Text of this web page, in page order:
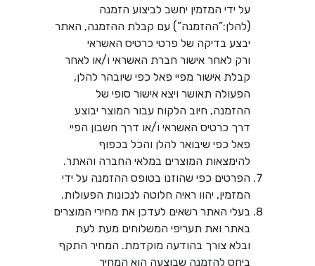
על ידי המזמין יחשב לביצוע הזמנה
(להלן:”ההזמנה”) עם קבלת ההזמנה, האתר
יבצע בדיקה של פרטי כרטיס האשראי
ורק לאחר אישור חברת האשראי ו/או לאחר
קבלת אישור מפיי פאל כפי שיובהר להלן,
הפעולה תאושר ויצא אישור סופי של
ההזמנה, חיוב הלקוח עבור המוצר יבוצע
דרך כרטיס האשראי ו/או דרך חשבון הפיי
פאל כפי שיבואר להלן והכל בכפוף
להימצאות המוצרים במלאי החברה והאתר.
הפרטים כפי שהוזנו בטופס ההזמנה על ידי
המזמין, יהוו ראיה חלוטה לנכונות הפעולות.
בעלי האתר רשאים לעדכן את מחירי המוצרים
באתר ואת תעריפי המשלוחים מעת לעת
ובלא צורך בהודעה מוקדמת. המחיר התקף
ביחס להזמנה שבוצעה הוא המחיר